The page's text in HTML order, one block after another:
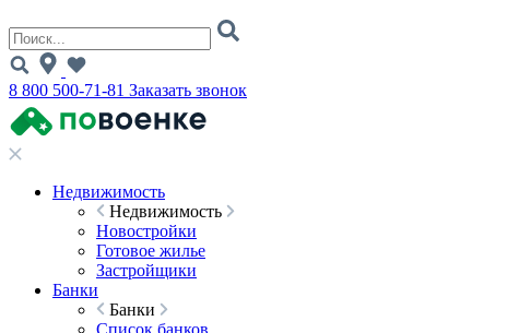
8 800 500-71-81 Заказать звонок
Недвижимость
Недвижимость
Новостройки
Готовое жилье
Застройщики
Банки
Банки
Список банков